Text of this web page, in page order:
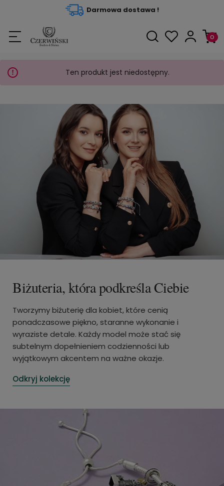
Darmowa dostawa !
Ten produkt jest niedostępny.
Biżuteria, która podkreśla Ciebie
Tworzymy biżuterię dla kobiet, które cenią
ponadczasowe piękno, staranne wykonanie i
wyraziste detale. Każdy model może stać się
subtelnym dopełnieniem codzienności lub
wyjątkowym akcentem na ważne okazje.
Odkryj kolekcję